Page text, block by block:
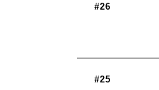
#26
#25